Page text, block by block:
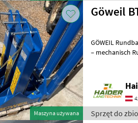
Maszyna używana
Göweil
GÖWEIL Rundballen-
– mechanisch
Sprzęt do